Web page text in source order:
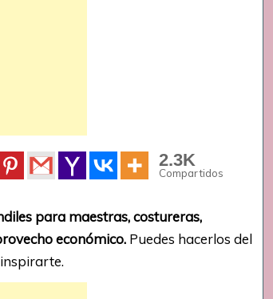
2.3K
Compartidos
para maestras, costureras,
económico. Puedes hacerlos del